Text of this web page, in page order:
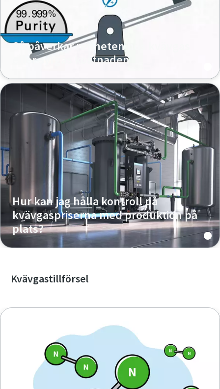
Så påverkar renheten hos kvävgas
eller syrgas kostnaden
Hur kan jag hålla kontroll på
kvävgaspriserna med produktion på
plats?
Kvävgastillförsel